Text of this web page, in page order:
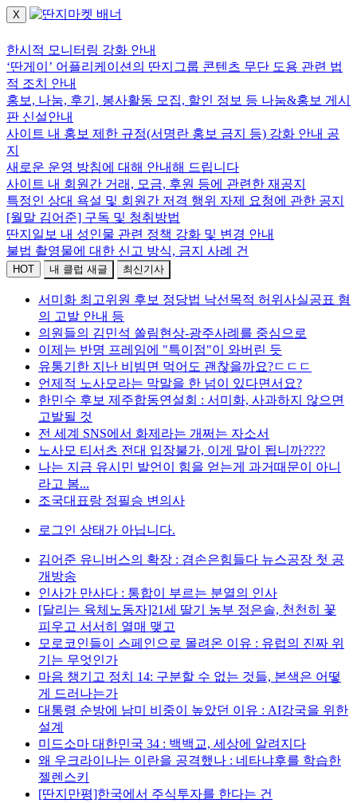
X
한시적 모니터링 강화 안내
‘딴게이’ 어플리케이션의 딴지그룹 콘텐츠 무단 도용 관련 법
적 조치 안내
홍보, 나눔, 후기, 봉사활동 모집, 할인 정보 등 나눔&홍보 게시
판 신설안내
사이트 내 홍보 제한 규정(서명란 홍보 금지 등) 강화 안내 공
지
새로운 운영 방침에 대해 안내해 드립니다
사이트 내 회원간 거래, 모금, 후원 등에 관련한 재공지
특정인 상대 욕설 및 회원간 저격 행위 자제 요청에 관한 공지
[월말 김어준] 구독 및 청취방법
딴지일보 내 성인물 관련 정책 강화 및 변경 안내
불법 촬영물에 대한 신고 방식, 금지 사례 건
HOT 내 클럽 새글 최신기사
서미화 최고위원 후보 정당법 낙선목적 허위사실공표 혐
의 고발 안내 등
의원들의 김민석 쏠림현상-광주사례를 중심으로
이제는 반명 프레임에 "특이점"이 와버린 듯
유통기한 지난 비빔면 먹어도 괜찮을까요?ㄷㄷㄷ
언제적 노사모라는 막말을 한 넘이 있다면서요?
한민수 후보 제주합동연설회 : 서미화, 사과하지 않으면
고발될 것
전 세계 SNS에서 화제라는 개쩌는 자소서
노사모 티서츠 전대 입장불가, 이게 말이 됩니까????
나는 지금 유시민 발언이 힘을 얻는게 과거때문이 아니
라고 봄...
조국대표랑 정필승 변의사
로그인 상태가 아닙니다.
김어준 유니버스의 확장 : 겸손은힘들다 뉴스공장 첫 공
개방송
인사가 만사다 : 통합이 부르는 분열의 인사
[달리는 육체노동자]21세 딸기 농부 정은솔, 천천히 꽃
피우고 서서히 열매 맺고
모로코인들이 스페인으로 몰려온 이유 : 유럽의 진짜 위
기는 무엇인가
마음 챙기고 정치 14: 구분할 수 없는 것들, 본색은 어떻
게 드러나는가
대통령 순방에 남미 비중이 높았던 이유 : AI강국을 위한
설계
미드소마 대한민국 34 : 백백교, 세상에 알려지다
왜 우크라이나는 이란을 공격했나 : 네타냐후를 학습한
젤렌스키
[딴지만평]한국에서 주식투자를 한다는 건